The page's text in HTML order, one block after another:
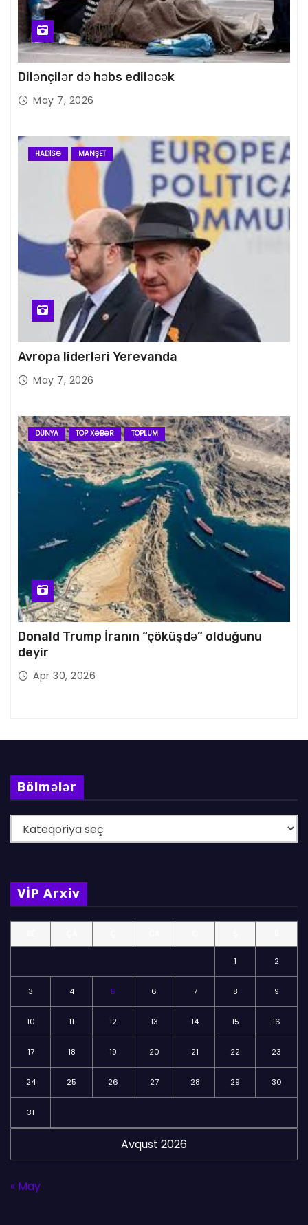
Dilənçilər də həbs ediləcək
May 7, 2026
HADISƏ MANŞET
Avropa liderləri Yerevanda
May 7, 2026
DÜNYA TOP XƏBƏR TOPLUM
Donald Trump İranın “çöküşdə” olduğunu
deyir
Apr 30, 2026
Bölmələr
ö
m
l
VİP Arxiv
Avqust 2026
1 2
3 4 5 6 7 8 9
10 11 12 13 14 15 16
17 18 19 20 21 22 23
24 25 26 27 28 29 30
31
« May